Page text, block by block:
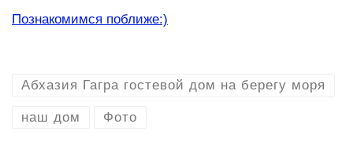
Познакомимся поближе:)
Абхазия Гагра гостевой дом на берегу моря
наш дом Фото